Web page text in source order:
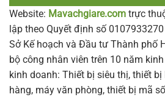
Website: Mavachgiare.com trực
lập theo Quyết định số
Sở Kế hoạch và Đầu tư Thành phố
bộ công nhân viên trên 10 năm
kinh doanh: Thiết bị siêu thị, thiết
hàng, máy văn phòng, thiết bị mã